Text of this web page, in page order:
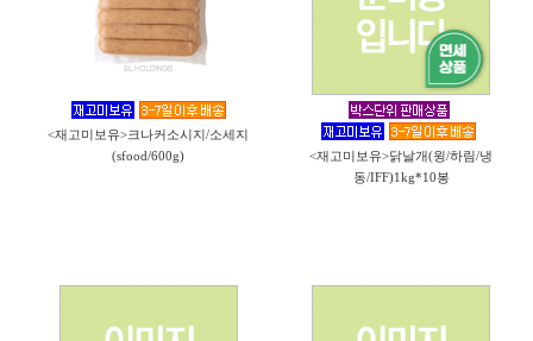
<재고미보유>크나커소시지/소세지
(sfood/600g)
<재고미보유>닭날개(윙/하림/냉
동/IFF)1kg*10봉